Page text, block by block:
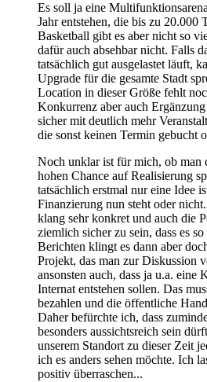
Es soll ja eine
Jahr entstehen, die bis zu 20.000
Basketball gibt es aber nicht so
dafür auch absehbar nicht. Falls
tatsächlich gut ausgelastet läuft,
Upgrade für die gesamte Stadt
Location in dieser Größe fehlt
Konkurrenz aber auch
sicher mit deutlich mehr
die sonst keinen Termin gebucht
Noch unklar ist für mich, ob man
hohen Chance auf Realisierung
tatsächlich erstmal nur eine Idee
Finanzierung nun steht oder
klang sehr konkret und auch die
ziemlich sicher zu sein, dass es
Berichten klingt es dann aber
Projekt, das man zur Diskussion
ansonsten auch, dass ja u.a. eine
Internat entstehen sollen. Das
bezahlen und die öffentliche
Daher befürchte ich, dass
besonders aussichtsreich sein
unserem Standort zu dieser Zeit
ich es anders sehen möchte. Ich
positiv überraschen...